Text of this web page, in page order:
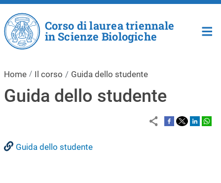
Salta al contenuto principale
Corso di laurea triennale
in Scienze Biologiche
Home Il corso Guida dello studente
Guida dello studente
Guida dello studente